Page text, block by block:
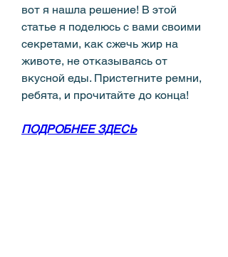
вот я нашла решение! В этой
статье я поделюсь с вами своими
секретами, как сжечь жир на
животе, не отказываясь от
вкусной еды. Пристегните ремни,
ребята, и прочитайте до конца!
ПОДРОБНЕЕ ЗДЕСЬ